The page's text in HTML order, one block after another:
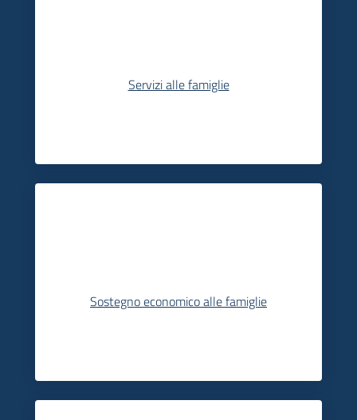
Servizi alle famiglie
Sostegno economico alle famiglie